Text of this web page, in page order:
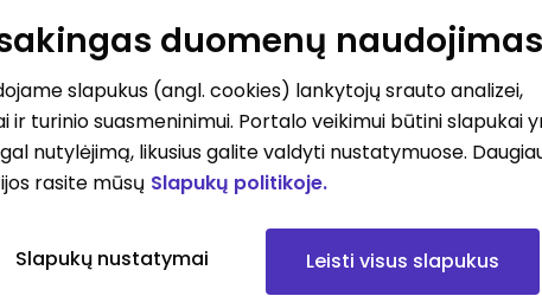
Užsakymų komplektuotojas (-a) Vilniuje (Gariūnai)
duomenų naudojimas
slapukus (angl. cookies) lankytojų srauto analizei,
ir turinio suasmeninimui. Portalo veikimui būtini slapukai
nutylėjimą, likusius galite valdyti nustatymuose.
rasite mūsų Slapukų politikoje.
Slapukų nustatymai Leisti visus slapukus